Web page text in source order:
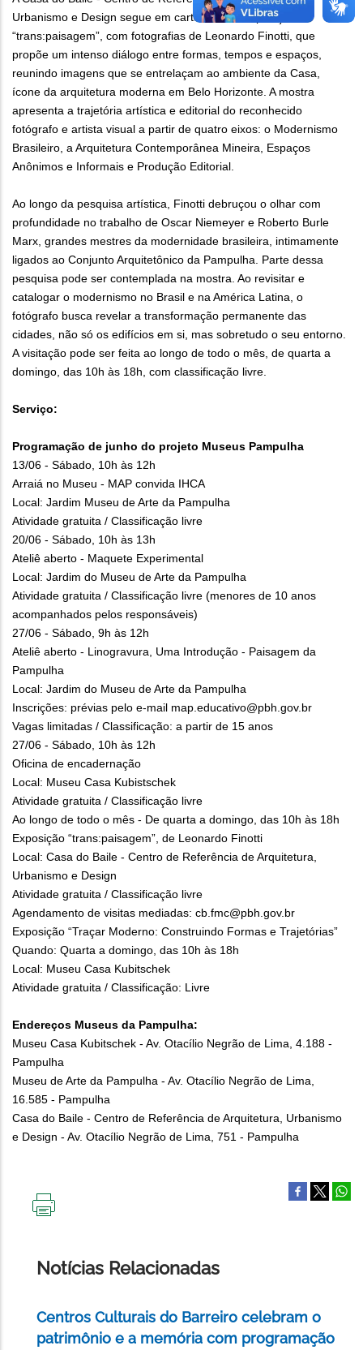
Urbanismo e Design segue em cartaz com a exposição
“trans:paisagem”, com fotografias de Leonardo Finotti, que
propõe um intenso diálogo entre formas, tempos e espaços,
reunindo imagens que se entrelaçam ao ambiente da Casa,
ícone da arquitetura moderna em Belo Horizonte. A mostra
apresenta a trajetória artística e editorial do reconhecido
fotógrafo e artista visual a partir de quatro eixos: o Modernismo
Brasileiro, a Arquitetura Contemporânea Mineira, Espaços
Anônimos e Informais e Produção Editorial.
Ao longo da pesquisa artística, Finotti debruçou o olhar com
profundidade no trabalho de Oscar Niemeyer e Roberto Burle
Marx, grandes mestres da modernidade brasileira, intimamente
ligados ao Conjunto Arquitetônico da Pampulha. Parte dessa
pesquisa pode ser contemplada na mostra. Ao revisitar e
catalogar o modernismo no Brasil e na América Latina, o
fotógrafo busca revelar a transformação permanente das
cidades, não só os edifícios em si, mas sobretudo o seu entorno.
A visitação pode ser feita ao longo de todo o mês, de quarta a
domingo, das 10h às 18h, com classificação livre.
Serviço:
Programação de junho do projeto Museus Pampulha
13/06 - Sábado, 10h às 12h
Arraiá no Museu - MAP convida IHCA
Local: Jardim Museu de Arte da Pampulha
Atividade gratuita / Classificação livre
20/06 - Sábado, 10h às 13h
Ateliê aberto - Maquete Experimental
Local: Jardim do Museu de Arte da Pampulha
Atividade gratuita / Classificação livre (menores de 10 anos
acompanhados pelos responsáveis)
27/06 - Sábado, 9h às 12h
Ateliê aberto - Linogravura, Uma Introdução - Paisagem da
Pampulha
Local: Jardim do Museu de Arte da Pampulha
Inscrições: prévias pelo e-mail map.educativo@pbh.gov.br
Vagas limitadas / Classificação: a partir de 15 anos
27/06 - Sábado, 10h às 12h
Oficina de encadernação
Local: Museu Casa Kubistschek
Atividade gratuita / Classificação livre
Ao longo de todo o mês - De quarta a domingo, das 10h às 18h
Exposição “trans:paisagem”, de Leonardo Finotti
Local: Casa do Baile - Centro de Referência de Arquitetura,
Urbanismo e Design
Atividade gratuita / Classificação livre
Agendamento de visitas mediadas: cb.fmc@pbh.gov.br
Exposição “Traçar Moderno: Construindo Formas e Trajetórias”
Quando: Quarta a domingo, das 10h às 18h
Local: Museu Casa Kubitschek
Atividade gratuita / Classificação: Livre
Endereços Museus da Pampulha:
Museu Casa Kubitschek - Av. Otacílio Negrão de Lima, 4.188 -
Pampulha
Museu de Arte da Pampulha - Av. Otacílio Negrão de Lima,
16.585 - Pampulha
Casa do Baile - Centro de Referência de Arquitetura, Urbanismo
e Design - Av. Otacílio Negrão de Lima, 751 - Pampulha
Notícias Relacionadas
Centros Culturais do Barreiro celebram o
patrimônio e a memória com programação